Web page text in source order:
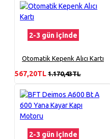
2-3 gün içinde
Otomatik Kepenk Alıcı Kartı
567,20TL 1.170,43TL
2-3 gün içinde